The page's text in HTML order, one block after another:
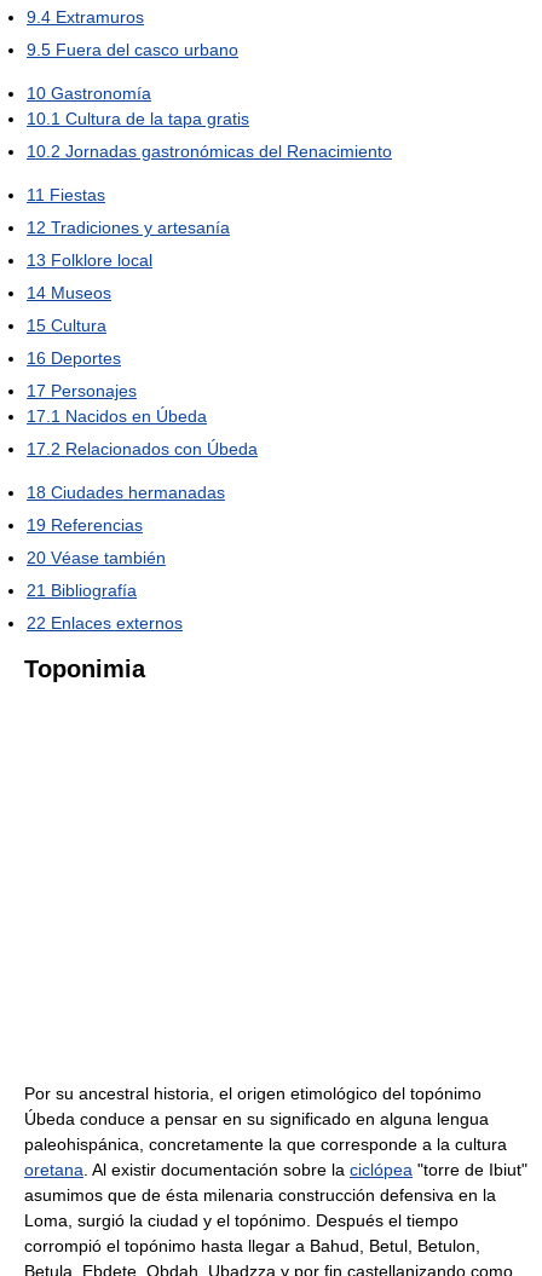
9.4 Extramuros
9.5 Fuera del casco urbano
10 Gastronomía
10.1 Cultura de la tapa gratis
10.2 Jornadas gastronómicas del Renacimiento
11 Fiestas
12 Tradiciones y artesanía
13 Folklore local
14 Museos
15 Cultura
16 Deportes
17 Personajes
17.1 Nacidos en Úbeda
17.2 Relacionados con Úbeda
18 Ciudades hermanadas
19 Referencias
20 Véase también
21 Bibliografía
22 Enlaces externos
Toponimia
Por su ancestral historia, el origen etimológico del topónimo
Úbeda conduce a pensar en su significado en alguna lengua
paleohispánica, concretamente la que corresponde a la cultura
oretana . Al existir documentación sobre la ciclópea "torre de Ibiut"
asumimos que de ésta milenaria construcción defensiva en la
Loma, surgió la ciudad y el topónimo. Después el tiempo
corrompió el topónimo hasta llegar a Bahud, Betul, Betulon,
Betula, Ebdete, Obdah, Ubadzza y por fin castellanizando como